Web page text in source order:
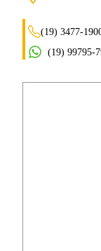
(19) 3477-
(19) 99795-